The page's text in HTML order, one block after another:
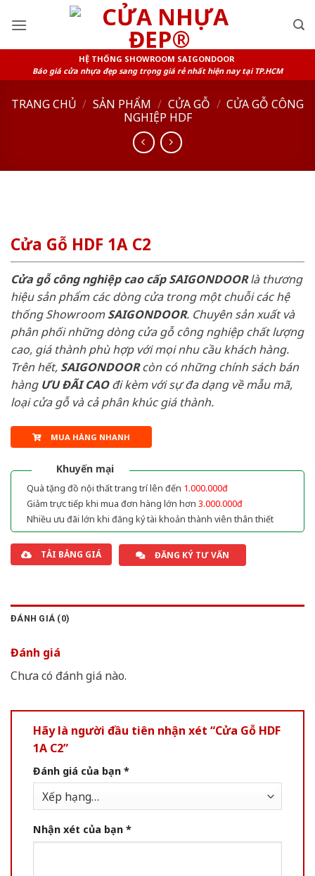
HỆ THỐNG SHOWROOM SAIGONDOOR
Báo giá cửa nhựa đẹp sang trọng giá rẻ nhất hiện nay tại TP.HCM
TRANG CHỦ / SẢN PHẨM / CỬA GỖ / CỬA GỖ CÔNG
NGHIỆP HDF
Cửa Gỗ HDF 1A C2
Cửa gỗ công nghiệp cao cấp SAIGONDOORlà thương
hiệu sản phẩm các dòng cửa trong một chuỗi các hệ
thống ShowroomSAIGONDOOR. Chuyên sản xuất và
phân phối những dòng cửa gỗ công nghiệp chất lượng
cao, giá thành phù hợp với mọi nhu cầu khách hàng.
Trên hết, SAIGONDOORcòn có những chính sách bán
hàng ƯU ĐÃI CAOđi kèm với sự đa dạng về mẫu mã,
loại cửa gỗ và cả phân khúc giá thành.
MUA HÀNG NHANH
Khuyến mại
Quà tặng đồ nội thất trang trí lên đến 1.000.000đ
Giảm trực tiếp khi mua đơn hàng lớn hơn 3.000.000đ
Nhiều ưu đãi lớn khi đăng ký tài khoản thành viên thân thiết
TẢI BẢNG GIÁ ĐĂNG KÝ TƯ VẤN
ĐÁNH GIÁ (0)
Đánh giá
Chưa có đánh giá nào.
Hãy là người đầu tiên nhận xét “Cửa Gỗ HDF
1A C2”
Đánh giá của bạn *
Nhận xét của bạn *